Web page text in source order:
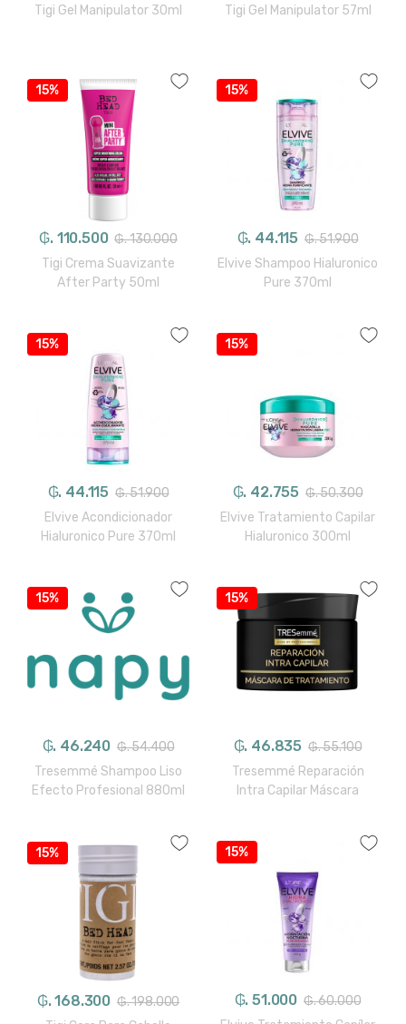
Tigi Gel Manipulator 30ml Tigi Gel Manipulator 57ml
15%
₲. 110.500 ₲. 130.000
Tigi Crema Suavizante
After Party 50ml
15%
₲. 44.115 ₲. 51.900
Elvive Shampoo Hialuronico
Pure 370ml
15%
₲. 44.115 ₲. 51.900
Elvive Acondicionador
Hialuronico Pure 370ml
15%
₲. 42.755 ₲. 50.300
Elvive Tratamiento Capilar
Hialuronico 300ml
15%
₲. 46.240 ₲. 54.400
Tresemmé Shampoo Liso
Efecto Profesional 880ml
15%
₲. 46.835 ₲. 55.100
Tresemmé Reparación
Intra Capilar Máscara
15%
₲. 168.300 ₲. 198.000
15%
₲. 51.000 ₲. 60.000